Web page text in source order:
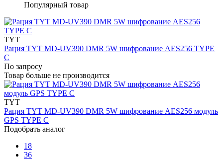
Популярный товар
TYT
Рация TYT MD-UV390 DMR 5W шифрование AES256 TYPE
C
По запросу
Товар больше не производится
TYT
Рация TYT MD-UV390 DMR 5W шифрование AES256 модуль
GPS TYPE C
Подобрать аналог
18
36